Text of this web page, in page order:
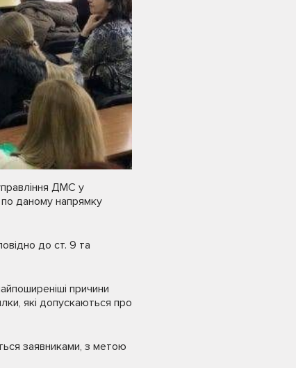
ДМС у
по даному напрямку
до ст. 9 та
причини
які допускаються про
заявниками, з метою